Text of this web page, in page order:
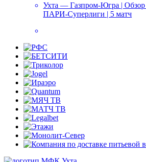
Ухта — Газпром-Югра |
ПАРИ-Суперлиги | 5 матч